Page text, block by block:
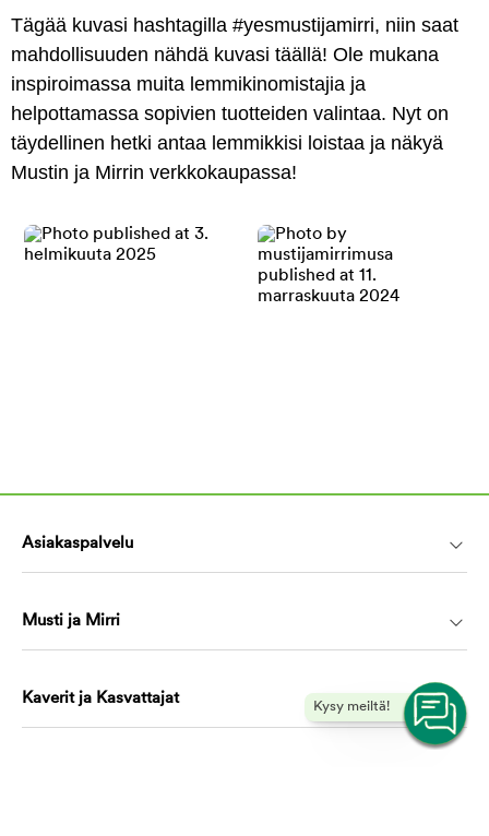
Tägää kuvasi hashtagilla #yesmustijamirri, niin saat
mahdollisuuden nähdä kuvasi täällä! Ole mukana
inspiroimassa muita lemmikinomistajia ja
helpottamassa sopivien tuotteiden valintaa. Nyt on
täydellinen hetki antaa lemmikkisi loistaa ja näkyä
Mustin ja Mirrin verkkokaupassa!
Kysy meiltä!
Asiakaspalvelu
Musti ja Mirri
Kaverit ja Kasvattajat